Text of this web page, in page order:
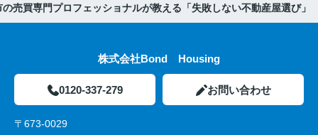
売買専門プロフェッショナルが教える「失敗しない不動産屋選び」
株式会社Bond Housing
0120-337-279 お問い合わせ
〒673-0029